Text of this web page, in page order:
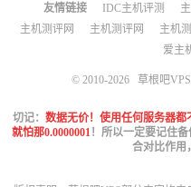
友情链接 IDC主机评测
主机测评网
主机测评网 主机
爱主
© 2010-2026 草根吧
切记： 数据无价！使用任何服务器都
就怕那0.0000001！所以一定要记住
合对比作用